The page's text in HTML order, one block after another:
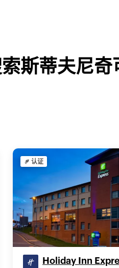
斯蒂夫尼奇
认证
Holiday Inn